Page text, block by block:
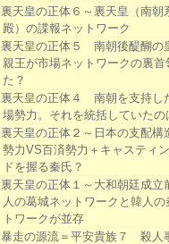
裏天皇の正体６～裏天皇（南朝
殿）の諜報ネットワーク
裏天皇の正体５ 南朝後醍醐の
親王が市場ネットワークの裏首
た？
裏天皇の正体４ 南朝を支持し
場勢力。それを統括していたの
裏天皇の正体２～日本の支配構
勢力VS百済勢力＋キャスティ
ドを握る秦氏？
裏天皇の正体１～大和朝廷成立
人の葛城ネットワークと韓人の
トワークが並存
暴走の源流＝平安貴族７ 殺人